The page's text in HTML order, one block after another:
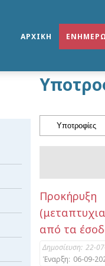
ΑΡΧΙΚΗ
από τα
Δημοσίευση: 22-
Έναρξη: 06-09-